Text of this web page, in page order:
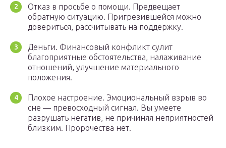
Отказ в просьбе о помощи. Предвещает
обратную ситуацию. Пригрезившейся можно
довериться, рассчитывать на поддержку.
Деньги. Финансовый конфликт сулит
благоприятные обстоятельства, налаживание
отношений, улучшение материального
положения.
Плохое настроение. Эмоциональный взрыв во
сне — превосходный сигнал. Вы умеете
разрушать негатив, не причиняя неприятностей
близким. Пророчества нет.